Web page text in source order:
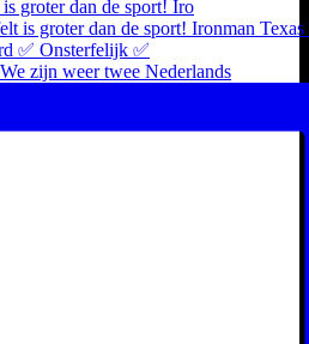
groter dan de sport! Iro
zijn weer twee Nederlands